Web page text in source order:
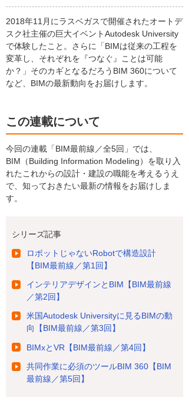
2018年11月にラスベガスで開催されたオートデ
スク社主催の巨大イベントAutodesk University
で体験したこと。さらに「BIMは従来の工程を
変革し、それぞれを『つなぐ』ことは可能
か？」そのカギとなるだろうBIM 360について
など、BIMの最新動向をお届けします。
この連載について
今回の連載「BIM最前線／全5回」では、
BIM（Building Information Modeling）を取り入
れたこれからの設計・建設の職能を考えるうえ
で、知っておきたい最新の情報をお届けしま
す。
シリーズ記事
ロボットじゃないRobotで構造設計
【BIM最前線／第1回】
インテリアデザインとBIM【BIM最前線
／第2回】
米国Autodesk Universityに見るBIMの動
向【BIM最前線／第3回】
BIMxとVR【BIM最前線／第4回】
共同作業に必須のツールBIM 360【BIM
最前線／第5回】